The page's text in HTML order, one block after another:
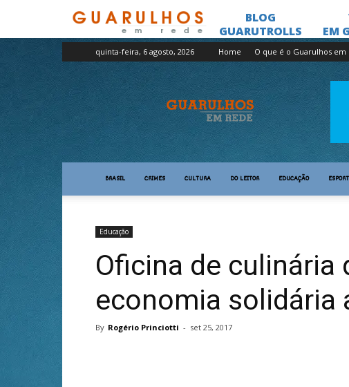
quinta-feira, 6 agosto, 2026 Home O que é o Guarulhos em
Guarulhos
em
Rede
BRASIL CRIMES CULTURA DO LEITOR EDUCAÇÃO
Educação
Oficina de culinária
economia solidária
By Rogério Princiotti - set 25, 2017